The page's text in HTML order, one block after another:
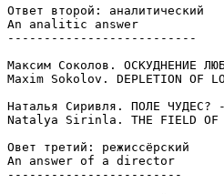
Ответ второй: аналитический
An analitic answer
--------------------------
Максим Соколов. ОСКУДНЕНИЕ
Maxim Sokolov. DEPLETION OF
Наталья Сиривля. ПОЛЕ ЧУДЕС?
Natalya Sirinla. THE FIELD OF
Овет третий: режиссёрский
An answer of a director
------------------------